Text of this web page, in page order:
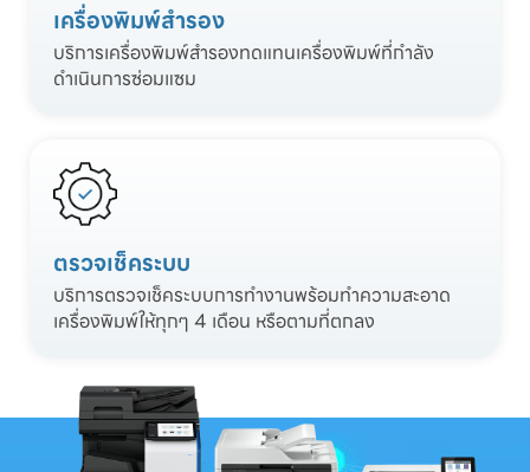
เครื่องพิมพ์สำรอง
บริการเครื่องพิมพ์สำรองทดแทนเครื่องพิมพ์ที่กำลัง
ดำเนินการซ่อมแซม
ตรวจเช็คระบบ
บริการตรวจเช็คระบบการทำงานพร้อมทำความสะอาด
เครื่องพิมพ์ให้ทุกๆ 4 เดือน หรือตามที่ตกลง